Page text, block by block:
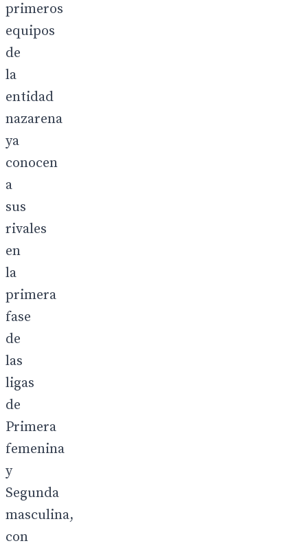
primeros
equipos
de
la
entidad
nazarena
ya
conocen
a
sus
rivales
en
la
primera
fase
de
las
ligas
de
Primera
femenina
y
Segunda
masculina,
con